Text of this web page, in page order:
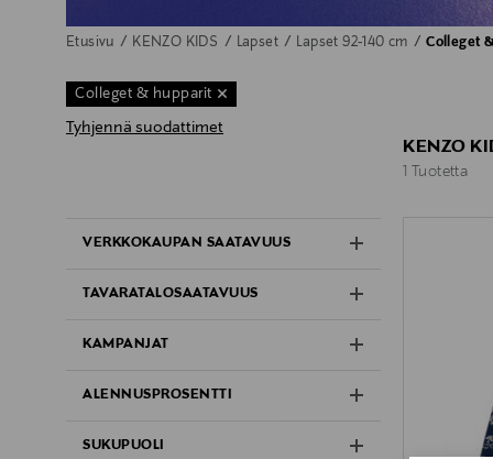
Etusivu KENZO KIDS Lapset Lapset 92-140 cm Colleget
Colleget & hupparit
Tyhjennä suodattimet
VERKKOKAUPAN SAATAVUUS
TAVARATALOSAATAVUUS
KAMPANJAT
ALENNUSPROSENTTI
SUKUPUOLI
KENZO
1 Tuotetta